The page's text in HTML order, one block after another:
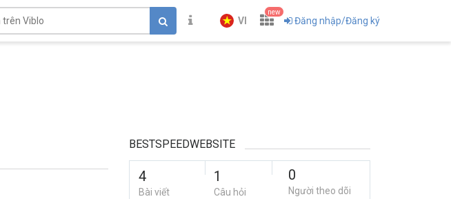
VI
new
Đăng nhập/Đăng ký
BESTSPEEDWEBSITE
4
Bài viết
1
Câu hỏi
0
Người theo dõi